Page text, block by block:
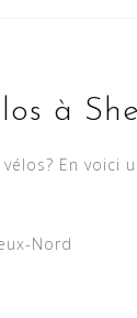
à
En voici
Nord